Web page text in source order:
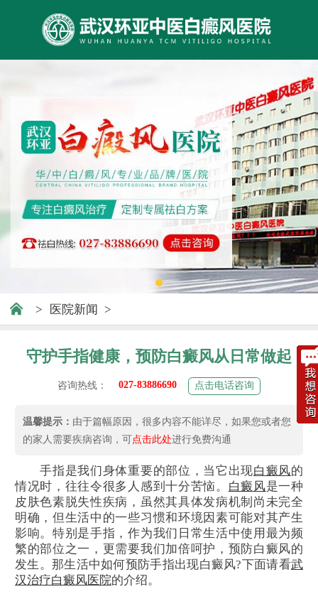
> 医院新闻 >
守护手指健康，预防白癜风从日常做起
咨询热线： 027-83886690 点击电话咨询
温馨提示： 由于篇幅原因，很多内容不能详尽，如果您或者您
的家人需要疾病咨询，可点击此处进行免费沟通
手指是我们身体重要的部位，当它出现白癜风的
情况时，往往令很多人感到十分苦恼。 白癜风是一种
皮肤色素脱失性疾病，虽然其具体发病机制尚未完全
明确，但生活中的一些习惯和环境因素可能对其产生
影响。特别是手指，作为我们日常生活中使用最为频
繁的部位之一，更需要我们加倍呵护，预防白癜风的
发生。那生活中如何预防手指出现白癜风?下面请看武
汉治疗白癜风医院的介绍。